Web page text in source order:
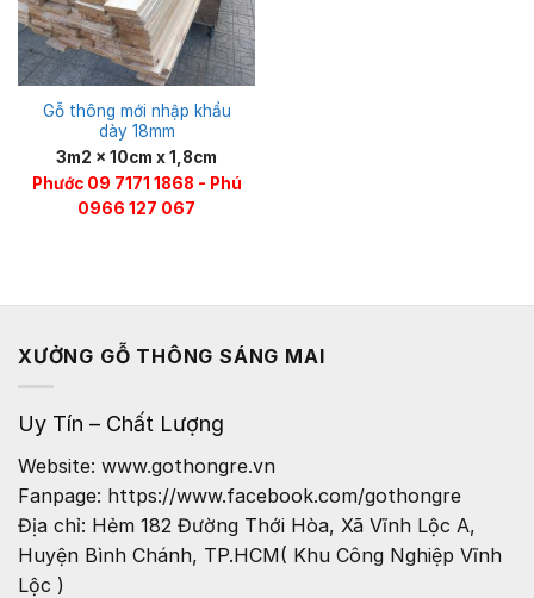
Gỗ thông mới nhập khẩu
dày 18mm
3m2 x 10cm x 1,8cm
Phước 09 7171 1868 - Phú
0966 127 067
XƯỞNG GỖ THÔNG SÁNG MAI
Uy Tín – Chất Lượng
Website: www.gothongre.vn
Fanpage: https://www.facebook.com/gothongre
Địa chỉ: Hẻm 182 Đường Thới Hòa, Xã Vĩnh Lộc A,
Huyện Bình Chánh, TP.HCM( Khu Công Nghiệp Vĩnh
Lộc )